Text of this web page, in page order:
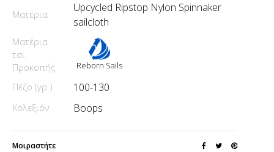
Ματέρια
Upcycled Ripstop Nylon Spinnaker
sailcloth
Ματέρια
τσι
Προκοπής
Reborn Sails
Πέζο (γρ.) 100-130
Κολεξιόν Boops
Μοιραστήτε